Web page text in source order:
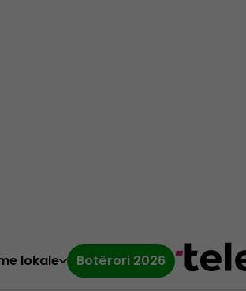
lokale Botërori 2026